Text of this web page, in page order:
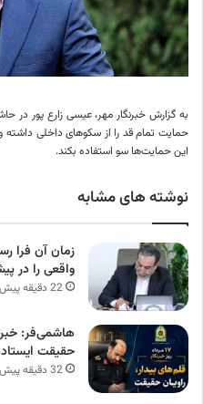
به گزارش خبرنگار مهر، عیسی زارع پور
حمایت تمام قد را از سکوهای داخلی داشته
این حمایت‌ها سو استفاده بکند.
نوشته های مشابه
زمان آن فرا
واقعی را
22 دقیقه پیش
هاشمی‌فر​​​​​​​:
حقیقت
32 دقیقه پیش